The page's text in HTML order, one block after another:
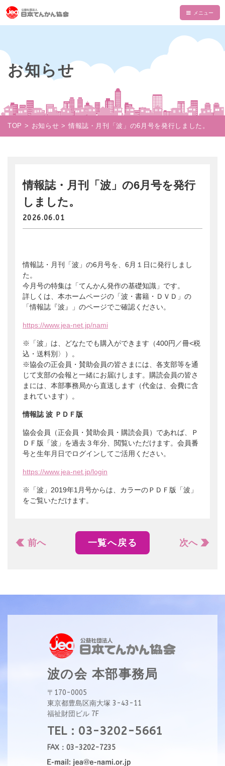
てんかんについて
てんかんとは
発作の介助と観察
てんかん協会について
てんかん協会とは
支部一覧
公益事業
相談事業
支援のお願い
サポーター
情報誌・書籍・DVD
てんかん関連書籍
てんかんアニメ教室
ダウンロード
ムービー
資金面での援助
あかりちゃんグッズ
物品などでの支援
お役立ちテキスト
書籍注文リスト
お知らせ
TOP お知らせ 情報誌・月刊「波」の6月号を発行しました。
情報誌・月刊「波」の6月号を発行
しました。
2026.06.01
情報誌・月刊「波」の6月号を、6月１日に発行しまし
た。
今月号の特集は「てんかん発作の基礎知識」です。
詳しくは、本ホームページの「波・書籍・ＤＶＤ」の
「情報誌『波』」のページでご確認ください。
https://www.jea-net.jp/nami
※「波」は、どなたでも購入ができます（400円／冊<税
込・送料別〉）。
※協会の正会員・賛助会員の皆さまには、各支部等を通
じて支部の会報と一緒にお届けします。購読会員の皆さ
まには、本部事務局から直送します（代金は、会費に含
まれています）。
情報誌 波 ＰＤＦ版
協会会員（正会員・賛助会員・購読会員）であれば、Ｐ
ＤＦ版「波」を過去３年分、閲覧いただけます。会員番
号と生年月日でログインしてご活用ください。
https://www.jea-net.jp/login
※「波」2019年1月号からは、カラーのＰＤＦ版「波」
をご覧いただけます。
前へ 一覧へ戻る 次へ
波の会 本部事務局
〒170-0005
東京都豊島区南大塚 3-43-11
福祉財団ビル 7F
TEL：03-3202-5661
FAX：03-3202-7235